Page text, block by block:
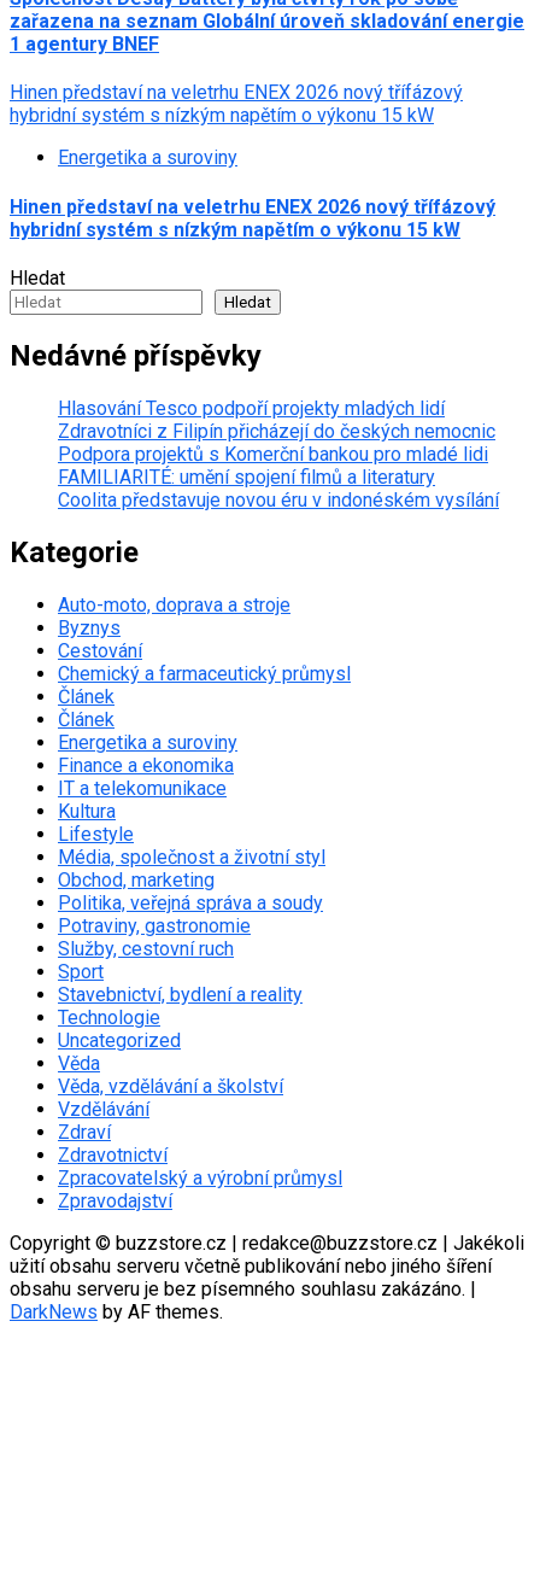
zařazena na seznam Globální úroveň skladování energie
1 agentury BNEF
Hinen představí na veletrhu ENEX 2026 nový třífázový
hybridní systém s nízkým napětím o výkonu 15 kW
Energetika a suroviny
Hinen představí na veletrhu ENEX 2026 nový třífázový
hybridní systém s nízkým napětím o výkonu 15 kW
Hledat
Hledat
Nedávné příspěvky
Hlasování Tesco podpoří projekty mladých lidí
Zdravotníci z Filipín přicházejí do českých nemocnic
Podpora projektů s Komerční bankou pro mladé lidi
FAMILIARITÉ: umění spojení filmů a literatury
Coolita představuje novou éru v indonéském vysílání
Kategorie
Auto-moto, doprava a stroje
Byznys
Cestování
Chemický a farmaceutický průmysl
Článek
Článek
Energetika a suroviny
Finance a ekonomika
IT a telekomunikace
Kultura
Lifestyle
Média, společnost a životní styl
Obchod, marketing
Politika, veřejná správa a soudy
Potraviny, gastronomie
Služby, cestovní ruch
Sport
Stavebnictví, bydlení a reality
Technologie
Uncategorized
Věda
Věda, vzdělávání a školství
Vzdělávání
Zdraví
Zdravotnictví
Zpracovatelský a výrobní průmysl
Zpravodajství
Copyright © buzzstore.cz | redakce@buzzstore.cz | Jakékoli
užití obsahu serveru včetně publikování nebo jiného šíření
obsahu serveru je bez písemného souhlasu zakázáno. |
DarkNews by AF themes.